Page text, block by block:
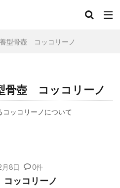
型骨壺 コッコリーノ
骨壺 コッコリーノ
ッコリーノについて
8日 0件
ッコリーノ